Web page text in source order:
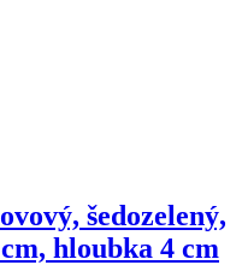
šedozelený,
hloubka 4 cm